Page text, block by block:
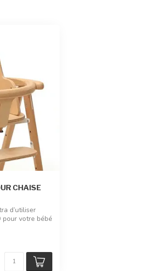
CHAISE
d’utiliser
pour votre bébé